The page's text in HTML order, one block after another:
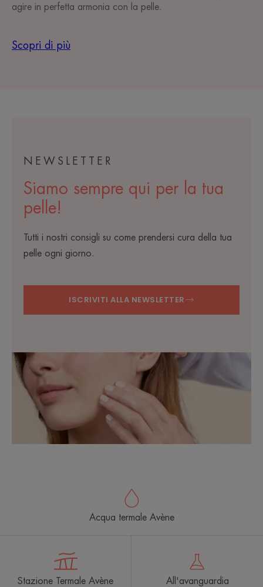
agire in perfetta armonia con la pelle.
Scopri di più
NEWSLETTER
Siamo sempre qui per la tua
pelle!
Tutti i nostri consigli su come prendersi cura della tua
pelle ogni giorno.
ISCRIVITI ALLA NEWSLETTER
Acqua termale Avène
Stazione Termale Avène
All'avanguardia